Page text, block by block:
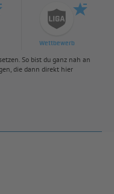
Wettbewerb
So bist du ganz nah an
die dann direkt hier